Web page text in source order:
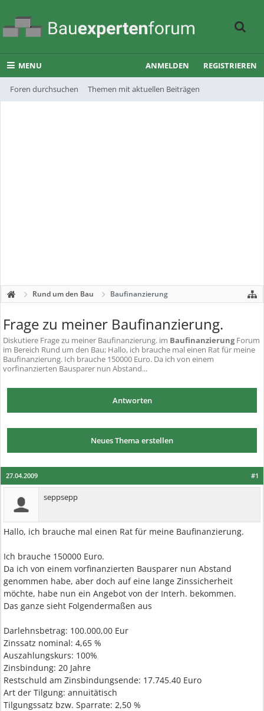
MENU
Foren durchsuchen Themen mit aktuellen Beiträgen
ANMELDEN REGISTRIEREN
Rund um den Bau Baufinanzierung
Frage zu meiner Baufinanzierung.
Diskutiere Frage zu meiner Baufinanzierung. im Baufinanzierung Forum
im Bereich Rund um den Bau; Hallo, ich brauche mal einen Rat für meine
Baufinanzierung. Ich brauche 150000 Euro. Da ich von einem
vorfinanzierten Bausparer nun Abstand...
Antworten
Neues Thema erstellen
#1
27.04.2009
seppsepp
Hallo, ich brauche mal einen Rat für meine Baufinanzierung.
Ich brauche 150000 Euro.
Da ich von einem vorfinanzierten Bausparer nun Abstand
genommen habe, aber doch auf eine lange Zinssicherheit
möchte, habe nun ein Angebot von der Interh. bekommen.
Das ganze sieht Folgendermaßen aus
Darlehnsbetrag: 100.000,00 Eur
Zinssatz nominal: 4,65 %
Auszahlungskurs: 100%
Zinsbindung: 20 Jahre
Restschuld am Zinsbindungsende: 17.745.40 Euro
Art der Tilgung: annuitätisch
Tilgungssatz bzw. Sparrate: 2,50 %